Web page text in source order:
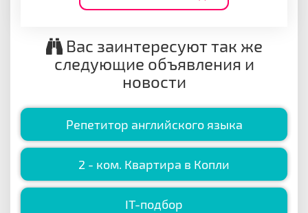
Вас заинтересуют так же
следующие объявления и
новости
Репетитор английского языка
2 - ком. Квартира в Копли
IT-подбор